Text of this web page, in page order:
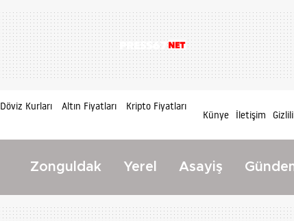
Döviz Kurları Altın Fiyatları
Kripto Fiyatları
Künye İletişim
Zonguldak Yerel Asayiş